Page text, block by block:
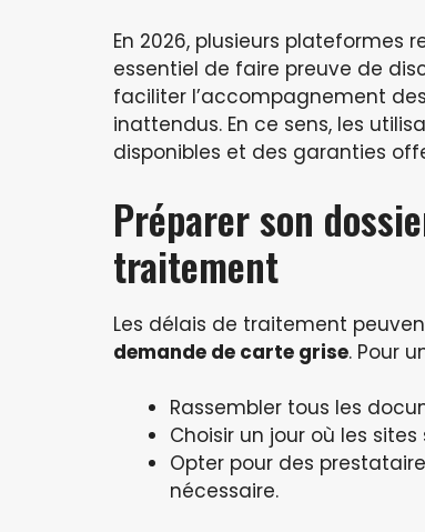
En 2026, plusieurs plateformes
essentiel de faire preuve de
faciliter l’accompagnement
inattendus. En ce sens, les
disponibles et des garanties
Préparer son
traitement
Les délais de traitement
demande de carte grise. Pour
Rassembler tous les
Choisir un jour où les
Opter pour des
nécessaire.